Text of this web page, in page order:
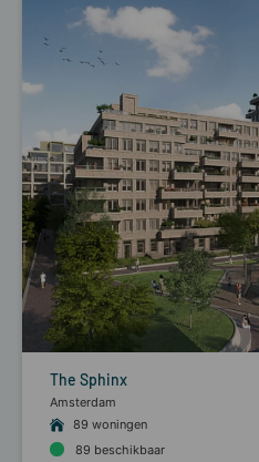
The Sphinx
Amsterdam
89 woningen
89 beschikbaar